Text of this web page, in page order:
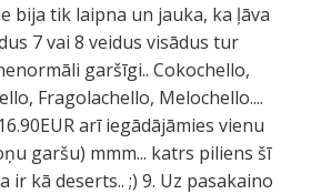
bija tik laipna un jauka, ka ļāva
7 vai 8 veidus visādus tur
garšīgi.. Cokochello,
Fragolachello, Melochello....
arī iegādājāmies vienu
garšu) mmm... katrs piliens šī
ir kā deserts.. ;) 9. Uz pasakaino